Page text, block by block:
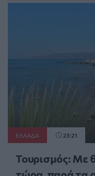
ΕΛΛAΔΑ 23:21
Τουρισμός: Με